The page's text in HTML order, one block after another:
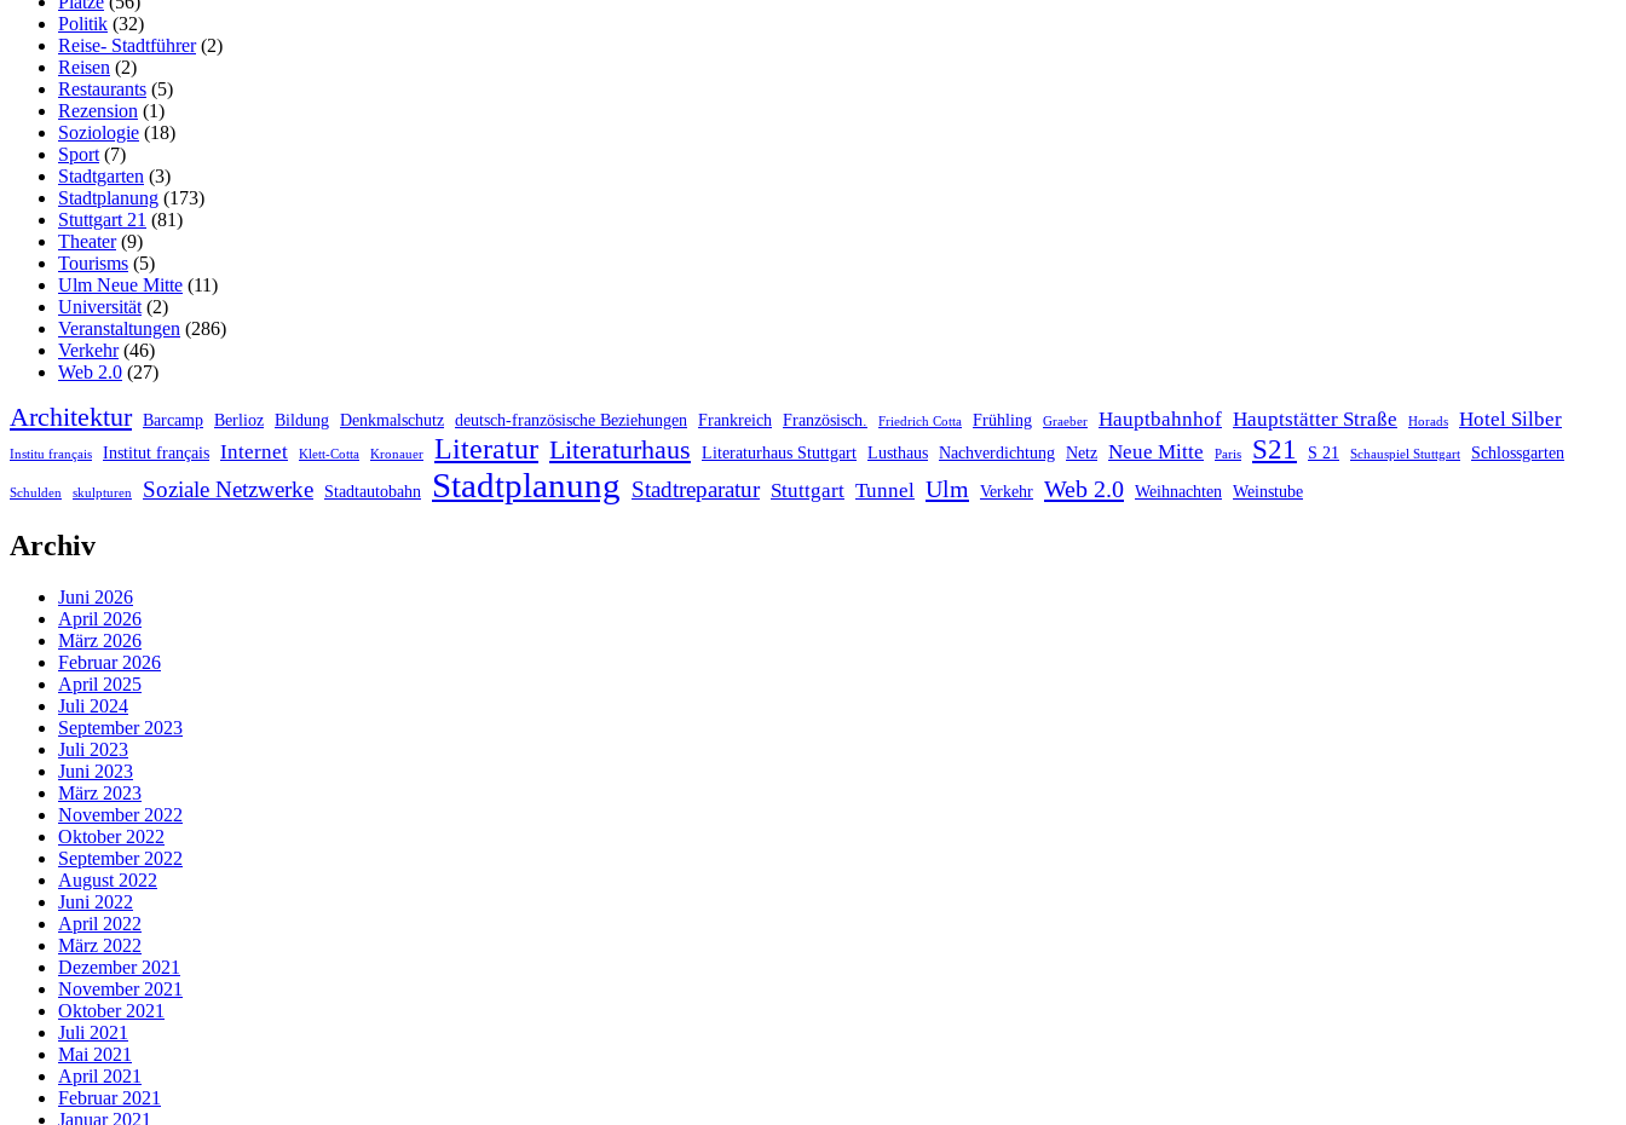
Politik (32)
Reise- Stadtführer(2)
Reisen (2)
Restaurants (5)
Rezension (1)
Soziologie (18)
Sport (7)
Stadtgarten (3)
Stadtplanung (173)
Stuttgart 21 (81)
Theater(9)
Tourisms (5)
Ulm Neue Mitte (11)
Universität (2)
Veranstaltungen (286)
Verkehr(46)
Web 2.0 (27)
Architektur Barcamp Berlioz Bildung Denkmalschutz deutsch-französische Beziehungen Frankreich Französisch. Friedrich Cotta Frühling Graeber Hauptbahnhof Hauptstätter Straße Horads Hotel Silber
Institu français Institut français Internet Klett-Cotta Kronauer Literatur Literaturhaus Literaturhaus Stuttgart Lusthaus Nachverdichtung Netz Neue Mitte Paris S21 S 21 Schauspiel Stuttgart Schlossgarten
Schulden skulpturen Soziale Netzwerke Stadtautobahn Stadtplanung Stadtreparatur Stuttgart Tunnel Ulm Verkehr Web 2.0 Weihnachten Weinstube
Archiv
Juni 2026
April 2026
März 2026
Februar 2026
April 2025
Juli 2024
September 2023
Juli 2023
Juni 2023
März 2023
November 2022
Oktober 2022
September 2022
August 2022
Juni 2022
April 2022
März 2022
Dezember 2021
November 2021
Oktober 2021
Juli 2021
Mai 2021
April 2021
Februar 2021
Januar 2021